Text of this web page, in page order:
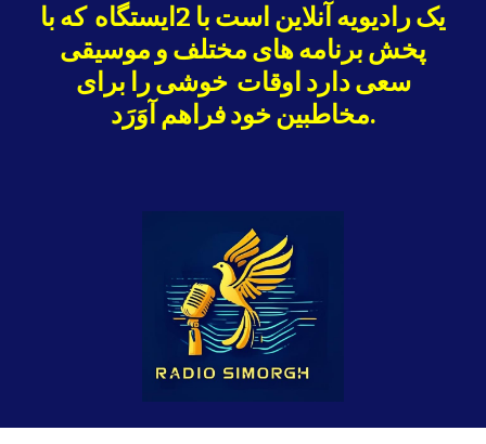
یک رادیویه آنلاین است با 2 ایستگاه که با
پخش برنامه های مختلف و موسیقی
سعی دارد اوقات خوشی را برای
مخاطبین خود فراهم آوَرَد.